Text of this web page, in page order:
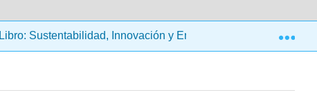
Libro: Sustentabilidad, Innovación y Emprendimiento